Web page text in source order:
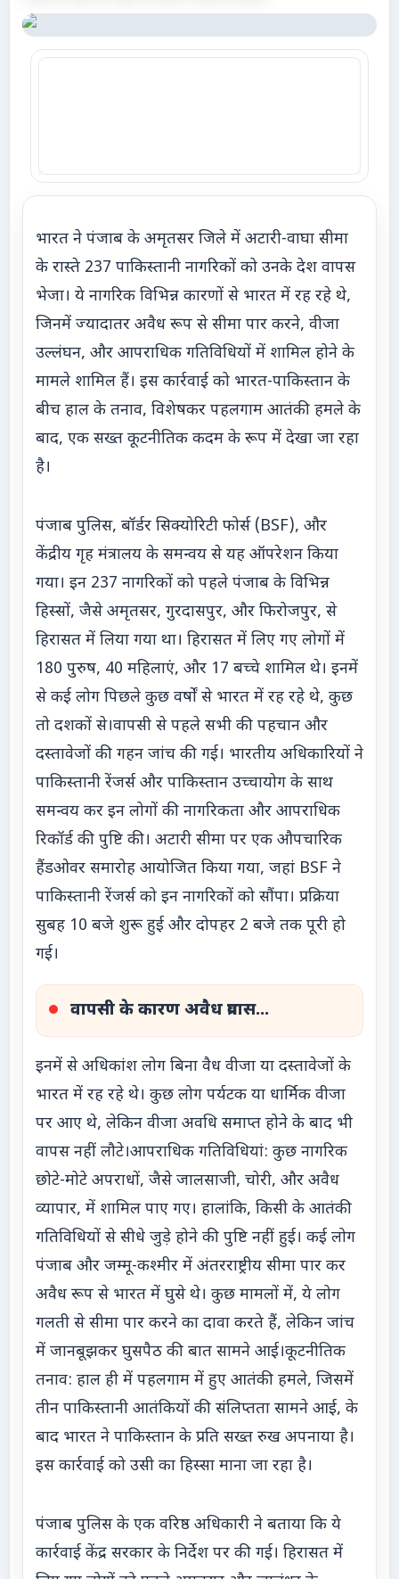
Events
Contacts
भारत ने पंजाब के अमृतसर जिले में अटारी-वाघा सीमा
के रास्ते 237 पाकिस्तानी नागरिकों को उनके देश वापस
भेजा। ये नागरिक विभिन्न कारणों से भारत में रह रहे थे,
जिनमें ज्यादातर अवैध रूप से सीमा पार करने, वीजा
उल्लंघन, और आपराधिक गतिविधियों में शामिल होने के
मामले शामिल हैं। इस कार्रवाई को भारत-पाकिस्तान के
बीच हाल के तनाव, विशेषकर पहलगाम आतंकी हमले के
बाद, एक सख्त कूटनीतिक कदम के रूप में देखा जा रहा
है।
पंजाब पुलिस, बॉर्डर सिक्योरिटी फोर्स (BSF), और
केंद्रीय गृह मंत्रालय के समन्वय से यह ऑपरेशन किया
गया। इन 237 नागरिकों को पहले पंजाब के विभिन्न
हिस्सों, जैसे अमृतसर, गुरदासपुर, और फिरोजपुर, से
हिरासत में लिया गया था। हिरासत में लिए गए लोगों में
180 पुरुष, 40 महिलाएं, और 17 बच्चे शामिल थे। इनमें
से कई लोग पिछले कुछ वर्षों से भारत में रह रहे थे, कुछ
तो दशकों से।वापसी से पहले सभी की पहचान और
दस्तावेजों की गहन जांच की गई। भारतीय अधिकारियों ने
पाकिस्तानी रेंजर्स और पाकिस्तान उच्चायोग के साथ
समन्वय कर इन लोगों की नागरिकता और आपराधिक
रिकॉर्ड की पुष्टि की। अटारी सीमा पर एक औपचारिक
हैंडओवर समारोह आयोजित किया गया, जहां BSF ने
पाकिस्तानी रेंजर्स को इन नागरिकों को सौंपा। प्रक्रिया
सुबह 10 बजे शुरू हुई और दोपहर 2 बजे तक पूरी हो
गई।
वापसी के कारण अवैध प्रवास...
इनमें से अधिकांश लोग बिना वैध वीजा या दस्तावेजों के
भारत में रह रहे थे। कुछ लोग पर्यटक या धार्मिक वीजा
पर आए थे, लेकिन वीजा अवधि समाप्त होने के बाद भी
वापस नहीं लौटे।आपराधिक गतिविधियां: कुछ नागरिक
छोटे-मोटे अपराधों, जैसे जालसाजी, चोरी, और अवैध
व्यापार, में शामिल पाए गए। हालांकि, किसी के आतंकी
गतिविधियों से सीधे जुड़े होने की पुष्टि नहीं हुई। कई लोग
पंजाब और जम्मू-कश्मीर में अंतरराष्ट्रीय सीमा पार कर
अवैध रूप से भारत में घुसे थे। कुछ मामलों में, ये लोग
गलती से सीमा पार करने का दावा करते हैं, लेकिन जांच
में जानबूझकर घुसपैठ की बात सामने आई।कूटनीतिक
तनाव: हाल ही में पहलगाम में हुए आतंकी हमले, जिसमें
तीन पाकिस्तानी आतंकियों की संलिप्तता सामने आई, के
बाद भारत ने पाकिस्तान के प्रति सख्त रुख अपनाया है।
इस कार्रवाई को उसी का हिस्सा माना जा रहा है।
पंजाब पुलिस के एक वरिष्ठ अधिकारी ने बताया कि ये
कार्रवाई केंद्र सरकार के निर्देश पर की गई। हिरासत में